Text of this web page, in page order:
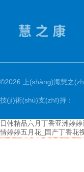
©2026 上(shàng)海慧之
技(jì)術(shù)支(zhī)持：
日韩精品六月丁香亚洲婷
情婷婷五月花_国产丁香花
日韩精品六月丁香亚洲婷婷激